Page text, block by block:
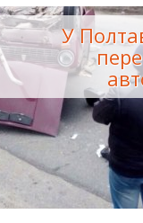
У